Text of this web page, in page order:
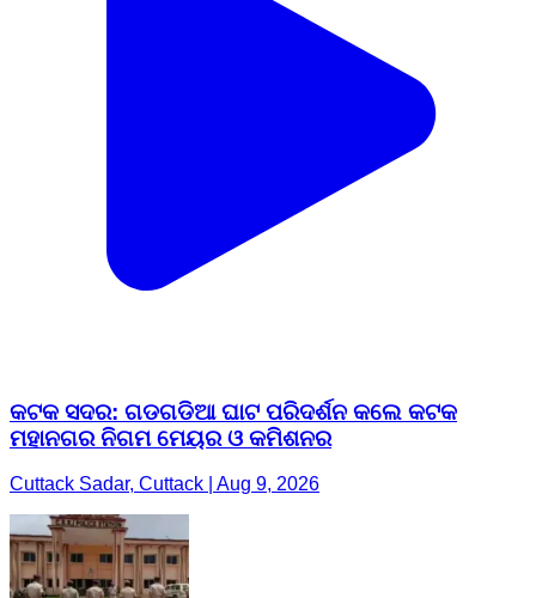
କଟକ ସଦର: ଗଡଗଡିଆ ଘାଟ ପରିଦର୍ଶନ କଲେ କଟକ
ମହାନଗର ନିଗମ ମେୟର ଓ କମିଶନର
Cuttack Sadar, Cuttack | Aug 9, 2026